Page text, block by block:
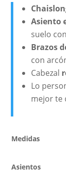
Asiento
suelo
Brazos
con
Cabezal
Lo
mejor te
Medidas
Asientos